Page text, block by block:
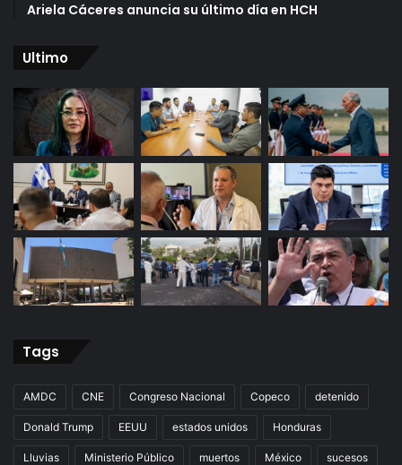
Ariela Cáceres anuncia su último día en HCH
Ultimo
Tags
AMDC CNE Congreso Nacional Copeco detenido
Donald Trump EEUU estados unidos Honduras
Lluvias Ministerio Público muertos México sucesos